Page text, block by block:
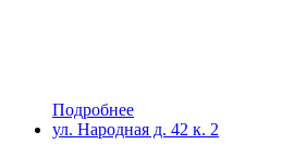
Подробнее
ул. Народная д. 42 к. 2